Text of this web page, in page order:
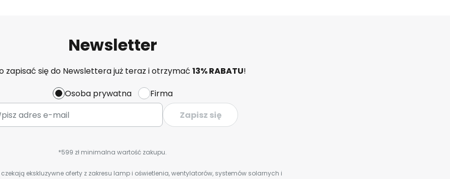
Newsletter
zapisać się do Newslettera już teraz i otrzymać 13% RABATU!
Osoba prywatna
Firma
Zapisz się
*599 zł minimalna wartość zakupu.
ekskluzywne oferty z zakresu lamp i oświetlenia, wentylatorów, systemów solarnych i